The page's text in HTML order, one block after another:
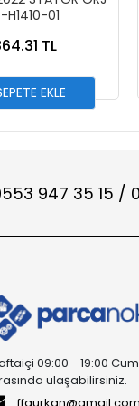
01
TL
EKLE
947 35 15 /
09:00 - 19:00
ulaşabilirsiniz.